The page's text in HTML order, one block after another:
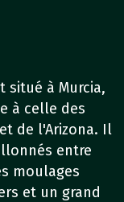
situé à Murcia,
à celle des
de l'Arizona. Il
entre
moulages
et un grand